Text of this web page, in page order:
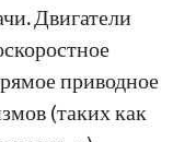
Двигатели
приводное
(таких как